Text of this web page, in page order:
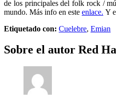
de los principales del folk rock /
mundo. Más info en este enlace. Y
Etiquetado con: Cuelebre, Emian
Sobre el autor Red